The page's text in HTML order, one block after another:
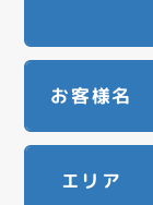
お客様名
エリア